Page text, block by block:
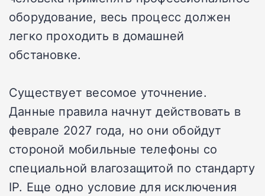
оборудование, весь процесс должен
легко проходить в домашней
обстановке.
Существует весомое уточнение.
Данные правила начнут действовать в
феврале 2027 года, но они обойдут
стороной мобильные телефоны со
специальной влагозащитой по стандарту
IP. Еще одно условие для исключения